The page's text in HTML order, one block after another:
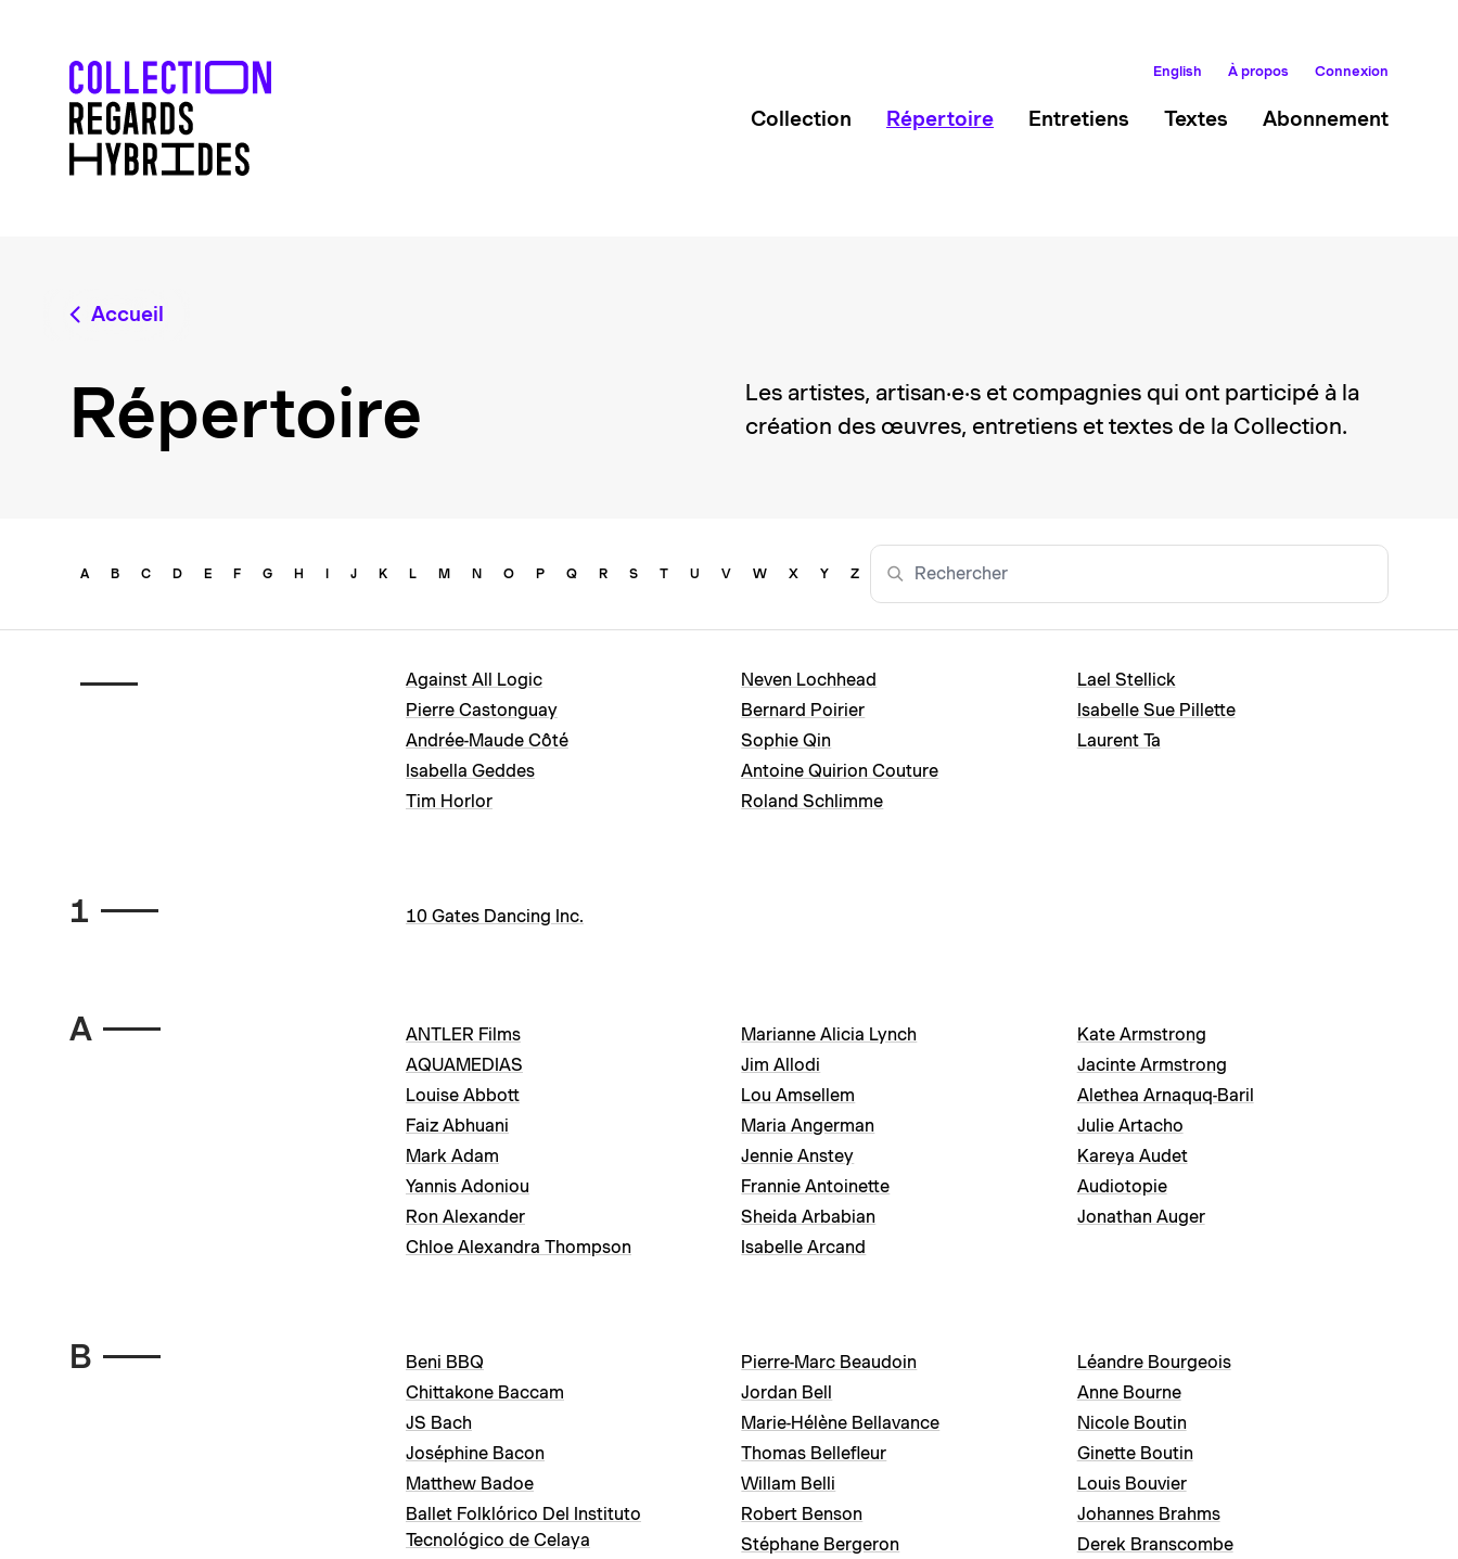
English À propos Connexion
Collection Répertoire Entretiens Textes Abonnement
Accueil
Répertoire
Les artistes, artisan·e·s et compagnies qui ont participé à la
création des œuvres, entretiens et textes de la Collection.
A B C D E F G H I J K L M N O P Q R S T U V W X Y Z
Against All Logic
Pierre Castonguay
Andrée-Maude Côté
Isabella Geddes
Tim Horlor
Neven Lochhead
Bernard Poirier
Sophie Qin
Antoine Quirion Couture
Roland Schlimme
Lael Stellick
Isabelle Sue Pillette
Laurent Ta
1 10 Gates Dancing Inc.
A
ANTLER Films
AQUAMEDIAS
Louise Abbott
Faiz Abhuani
Mark Adam
Yannis Adoniou
Ron Alexander
Chloe Alexandra Thompson
Marianne Alicia Lynch
Jim Allodi
Lou Amsellem
Maria Angerman
Jennie Anstey
Frannie Antoinette
Sheida Arbabian
Isabelle Arcand
Kate Armstrong
Jacinte Armstrong
Alethea Arnaquq-Baril
Julie Artacho
Kareya Audet
Audiotopie
Jonathan Auger
B
Beni BBQ
Chittakone Baccam
JS Bach
Joséphine Bacon
Matthew Badoe
Ballet Folklórico Del Instituto
Tecnológico de Celaya
Pierre-Marc Beaudoin
Jordan Bell
Marie-Hélène Bellavance
Thomas Bellefleur
Willam Belli
Robert Benson
Stéphane Bergeron
Léandre Bourgeois
Anne Bourne
Nicole Boutin
Ginette Boutin
Louis Bouvier
Johannes Brahms
Derek Branscombe